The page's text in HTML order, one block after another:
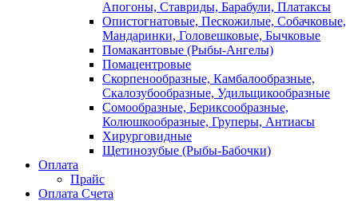
Апогоны, Ставриды, Барабули, Платаксы
Опистогнатовые, Пескожилые, Собачковые,
Мандаринки, Головешковые, Бычковые
Помакантовые (Рыбы-Ангелы)
Помацентровые
Скорпенообразные, Камбалообразные,
Скалозубообразные, Удильщикообразные
Сомообразные, Бериксообразные,
Колюшкообразные, Груперы, Антиасы
Хирурговидные
Щетинозубые (Рыбы-Бабочки)
Оплата
Прайс
Оплата Счета